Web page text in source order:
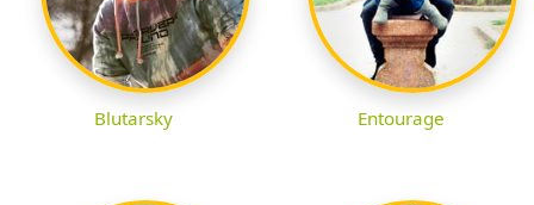
Blutarsky Entourage